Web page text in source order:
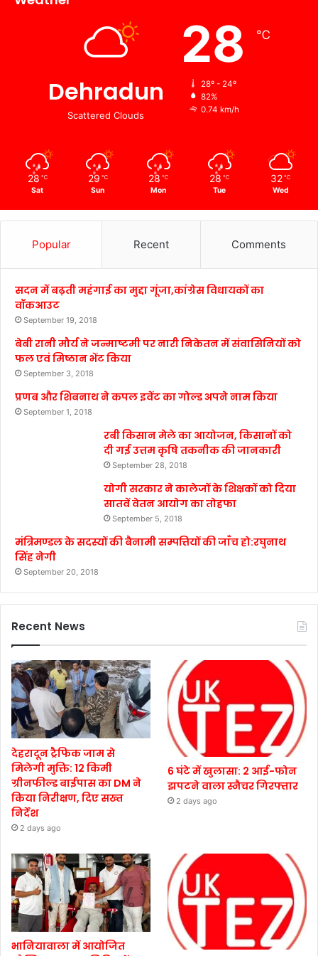
Dehradun
Scattered Clouds
28 ℃
28º - 24º
82%
0.74 km/h
28 ℃
Sat
29 ℃
Sun
28 ℃
Mon
28 ℃
Tue
32 ℃
Wed
Popular Recent Comments
सदन में बढ़ती महंगाई का मुद्दा गूंजा,कांग्रेस विधायकों का
वॉकआउट
September 19, 2018
बेबी रानी मौर्य ने जन्माष्टमी पर नारी निकेतन में संवासिनियों को
फल एवं मिष्ठान भेंट किया
September 3, 2018
प्रणब और शिबनाथ ने कपल इवेंट का गोल्ड अपने नाम किया
September 1, 2018
रबी किसान मेले का आयोजन, किसानों को
दी गई उत्तम कृषि तकनीक की जानकारी
September 28, 2018
योगी सरकार ने कालेजों के शिक्षकों को दिया
सातवें वेतन आयोग का तोहफा
September 5, 2018
मंत्रिमण्डल के सदस्यों की बैनामी सम्पत्तियों की जाँच हो:रघुनाथ
सिंह नेगी
September 20, 2018
Recent News
देहरादून ट्रैफिक जाम से
मिलेगी मुक्ति: 12 किमी
ग्रीनफील्ड बाईपास का DM ने
किया निरीक्षण, दिए सख्त
निर्देश
2 days ago
6 घंटे में खुलासा: 2 आई-फोन
झपटने वाला स्नैचर गिरफ्तार
2 days ago
भानियावाला में आयोजित